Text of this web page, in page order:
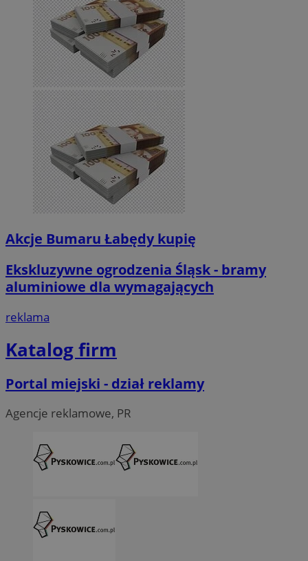
Akcje Bumaru Łabędy kupię
Ekskluzywne ogrodzenia Śląsk - bramy
aluminiowe dla wymagających
reklama
Katalog firm
Portal miejski - dział reklamy
Agencje reklamowe, PR